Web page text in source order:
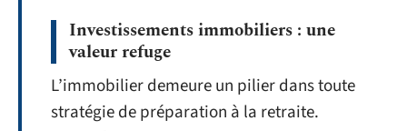
Investissements immobiliers : une
valeur refuge
L’immobilier demeure un pilier dans toute
stratégie de préparation à la retraite.